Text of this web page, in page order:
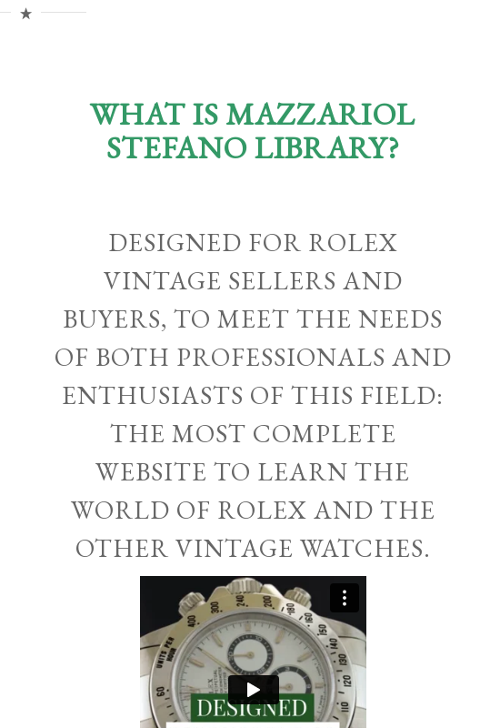
WHAT IS MAZZARIOL
STEFANO LIBRARY?
DESIGNED FOR ROLEX
VINTAGE SELLERS AND
BUYERS, TO MEET THE NEEDS
OF BOTH PROFESSIONALS AND
ENTHUSIASTS OF THIS FIELD:
THE MOST COMPLETE
WEBSITE TO LEARN THE
WORLD OF ROLEX AND THE
OTHER VINTAGE WATCHES.